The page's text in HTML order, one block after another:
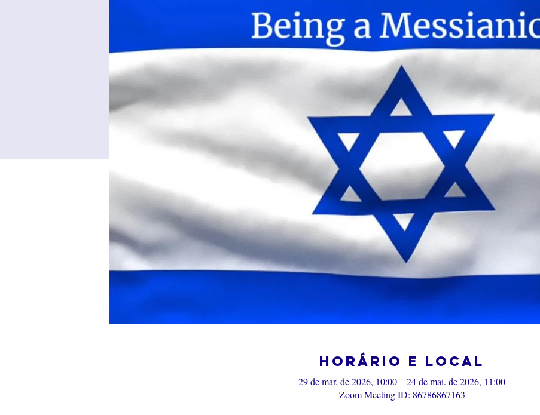
Horário e local
29 de mar. de 2026, 10:00 – 24 de mai. de 2026, 11:00
Zoom Meeting ID: 86786867163